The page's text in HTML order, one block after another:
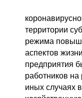
территории
режима
аспектов
предприятия
работников
иных случаях